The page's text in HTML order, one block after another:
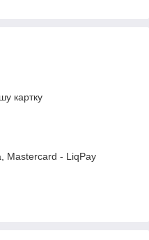
картку
Mastercard - LiqPay